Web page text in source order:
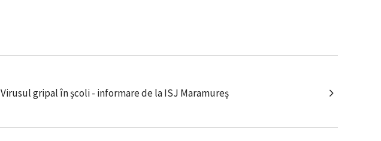
Virusul gripal în școli - informare de la ISJ Maramureș